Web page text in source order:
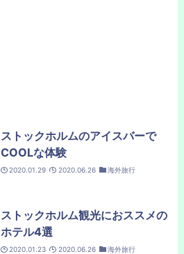
ストックホルムのアイスバーで
COOLな体験
2020.01.29 2020.06.26 海外旅行
ストックホルム観光におススメの
ホテル4選
2020.01.23 2020.06.26 海外旅行